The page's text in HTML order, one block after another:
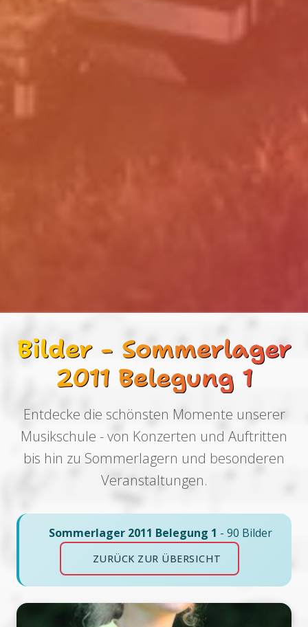
Bilder - Sommerlager
2011 Belegung 1
Entdecke die schönsten Momente unserer
Musikschule - von Konzerten und Auftritten
bis hin zu Sommerlagern und besonderen
Veranstaltungen.
Sommerlager 2011 Belegung 1 - 90 Bilder
ZURÜCK ZUR ÜBERSICHT